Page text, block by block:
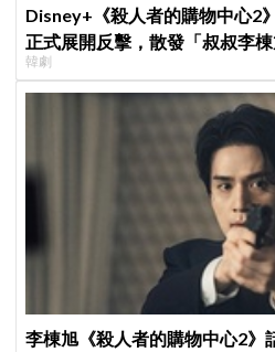
Disney+《殺人者的購物中心2
正式展開反擊，散發「叔叔李
韓劇
李棟旭《殺人者的購物中心2》